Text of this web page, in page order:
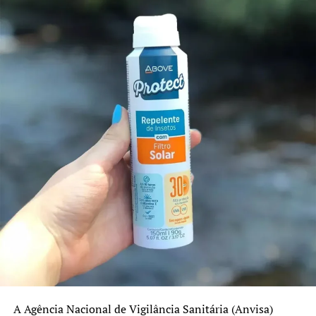
agosto. A realização das atividades nessa data ficará a
critério de cada município, conforme o planejamento das
secretarias municipais de Saúde.
O Calendário Nacional de Vacinação oferece
gratuitamente cerca de 20 vacinas para crianças e
adolescentes. Embora alguns imunizantes já tenham
alcançado a meta estabelecida pelo Ministério da Saúde,
outros ainda apresentam índices abaixo dos 95%
recomendados.
No Rio Grande do Sul, as coberturas registradas em 2025
Pentavalente: 91%
A Agência Nacional de Vigilância Sanitária (Anvisa)